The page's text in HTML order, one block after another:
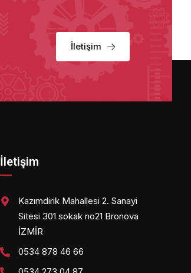
İletişim
İletişim
Kazımdirik Mahallesi 2. Sanayi
Sitesi 301 sokak no21 Bronova
İZMİR
0534 878 46 66